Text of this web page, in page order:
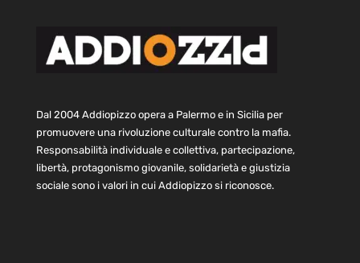
Dal 2004 Addiopizzo opera a Palermo e in Sicilia per
promuovere una rivoluzione culturale contro la mafia.
Responsabilità individuale e collettiva, partecipazione,
libertà, protagonismo giovanile, solidarietà e giustizia
sociale sono i valori in cui Addiopizzo si riconosce.